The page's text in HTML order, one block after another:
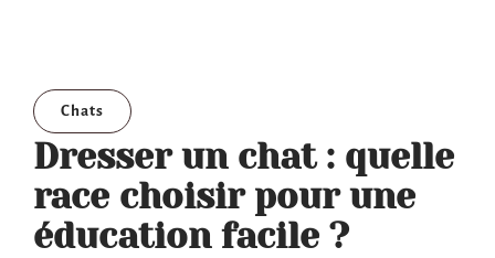
Chats
Dresser un chat : quelle
race choisir pour une
éducation facile ?